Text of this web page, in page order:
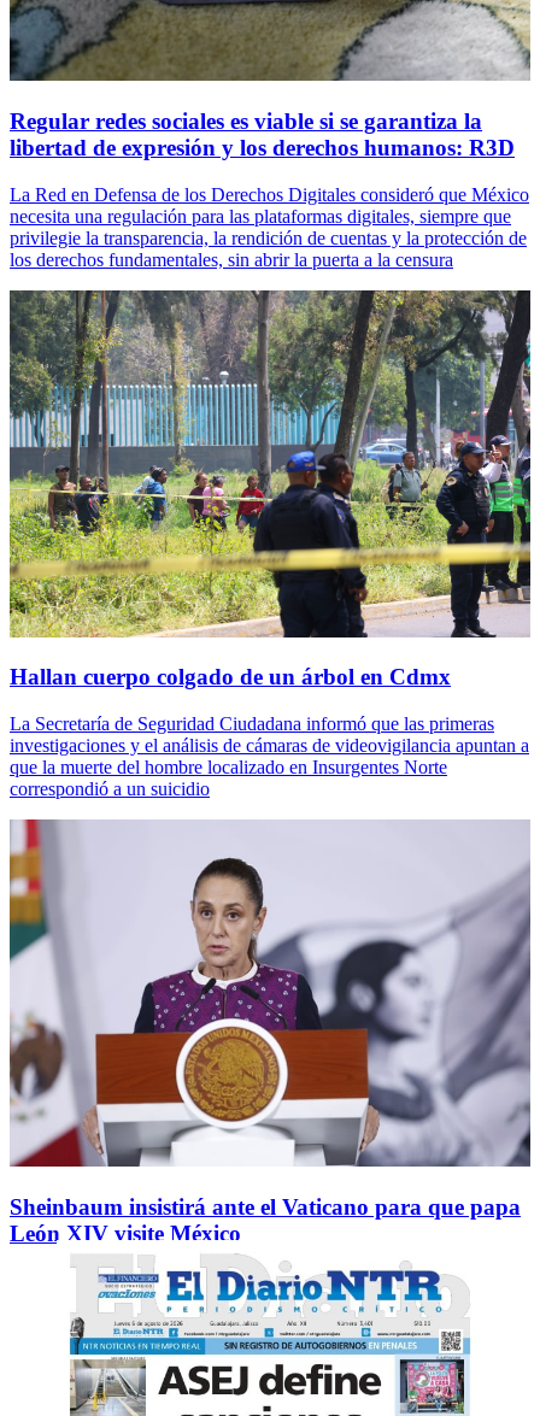
Regular redes sociales es viable si se garantiza la
libertad de expresión y los derechos humanos: R3D
La Red en Defensa de los Derechos Digitales consideró que México
necesita una regulación para las plataformas digitales, siempre que
privilegie la transparencia, la rendición de cuentas y la protección de
los derechos fundamentales, sin abrir la puerta a la censura
Hallan cuerpo colgado de un árbol en Cdmx
La Secretaría de Seguridad Ciudadana informó que las primeras
investigaciones y el análisis de cámaras de videovigilancia apuntan a
que la muerte del hombre localizado en Insurgentes Norte
correspondió a un suicidio
Sheinbaum insistirá ante el Vaticano para que papa
León XIV visite México